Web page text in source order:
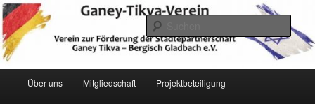
Zum
primären
Inhalt
springen
Zum
sekundären
Inhalt
springen
Verein zur Förderung der Städtepartnerschaft Ganey Tikva – Bergisch
Gladbach e. V.
Hauptmenü
Über uns Mitgliedschaft Projektbeteiligung